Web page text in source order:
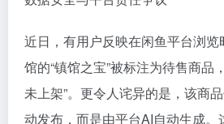
近日，有用户反映在闲鱼平台浏
馆的“镇馆之宝”被标注为待售商品
未上架”。更令人诧异的是，该商
动发布，而是由平台AI自动生成。